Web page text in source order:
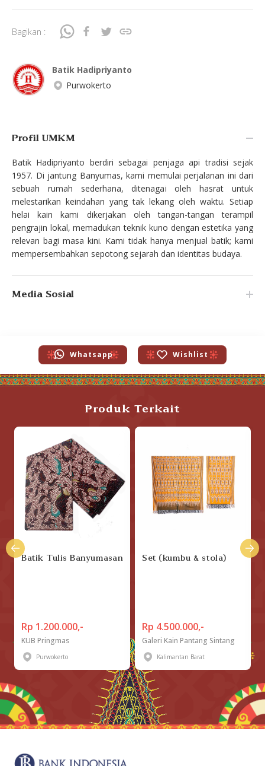
Bagikan :
Batik Hadipriyanto
Purwokerto
Profil UMKM
Batik Hadipriyanto berdiri sebagai penjaga api tradisi sejak
1957. Di jantung Banyumas, kami memulai perjalanan ini dari
sebuah rumah sederhana, ditenagai oleh hasrat untuk
melestarikan keindahan yang tak lekang oleh waktu. Setiap
helai kain kami dikerjakan oleh tangan-tangan terampil
pengrajin lokal, memadukan teknik kuno dengan estetika yang
relevan bagi masa kini. Kami tidak hanya menjual batik; kami
mempersembahkan sepotong sejarah dan identitas budaya.
Media Sosial
Whatsapp Wishlist
Produk Terkait
Batik Tulis Banyumasan
Rp 1.200.000,-
KUB Pringmas
Purwokerto
Set (kumbu & stola)
Rp 4.500.000,-
Galeri Kain Pantang Sintang
Kalimantan Barat